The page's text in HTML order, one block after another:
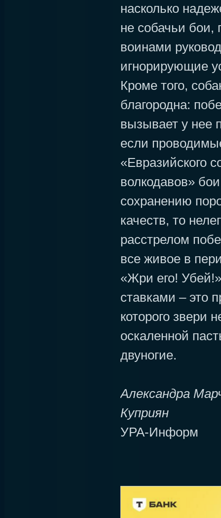
насколько
не собачьи бои,
воинами
игнорирующие
Кроме того,
благородна:
вызывает у нее
если
«Евразийского
волкодавов»
сохранению
качеств, то
расстрелом
все живое в
«Жри его!
ставками – это
которого звери
оскаленной
двуногие.
Александра
Куприян
УРА-Информ